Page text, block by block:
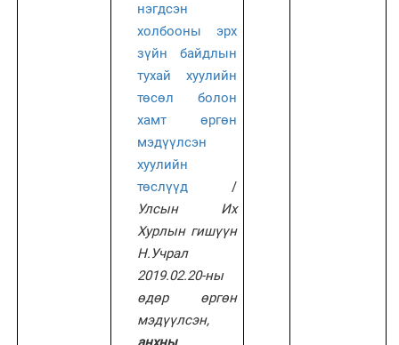
нэгдсэн
холбооны эрх
зүйн байдлын
тухай хуулийн
төсөл болон
хамт өргөн
мэдүүлсэн
хуулийн
төслүүд
/
Улсын Их
Хурлын гишүүн
Н.Учрал
2019.02.20-ны
өдөр өргөн
мэдүүлсэн,